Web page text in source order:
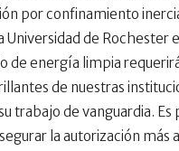
por confinamiento
de Rochester
de energía limpia
de nuestras
trabajo de vanguardia.
la autorización